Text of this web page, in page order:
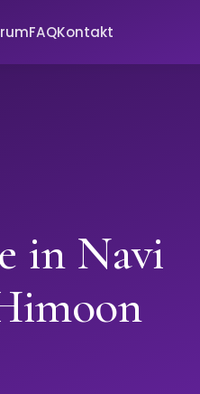
FAQKontakt
in Navi